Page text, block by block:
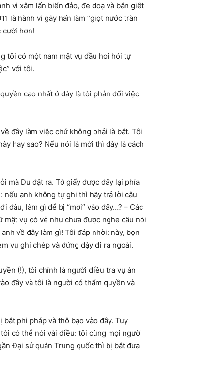
vi xâm lấn biển đảo, đe doạ và bắn giết
là hành vi gây hấn làm “giọt nước tràn
cười hơn!
tôi có một nam mật vụ đầu hoi hói tự
với tôi.
cao nhất ở đây là tôi phản đối việc
đây làm việc chứ không phải là bắt. Tôi
hay sao? Nếu nói là mời thì đây là cách
mà Du đặt ra. Tờ giấy được đẩy lại phía
nếu anh không tự ghi thì hãy trả lời câu
đâu, làm gì để bị “mời” vào đây…? – Các
vụ có vẻ như chưa được nghe câu nói
về đây làm gì! Tôi đáp nhời: này, bọn
vụ ghi chép và đứng dậy đi ra ngoài.
(!), tôi chính là người điều tra vụ án
đây và tôi là người có thẩm quyền và
phi pháp và thô bạo vào đây. Tuy
có thể nói vài điều: tôi cùng mọi người
Đại sứ quán Trung quốc thì bị bắt đưa